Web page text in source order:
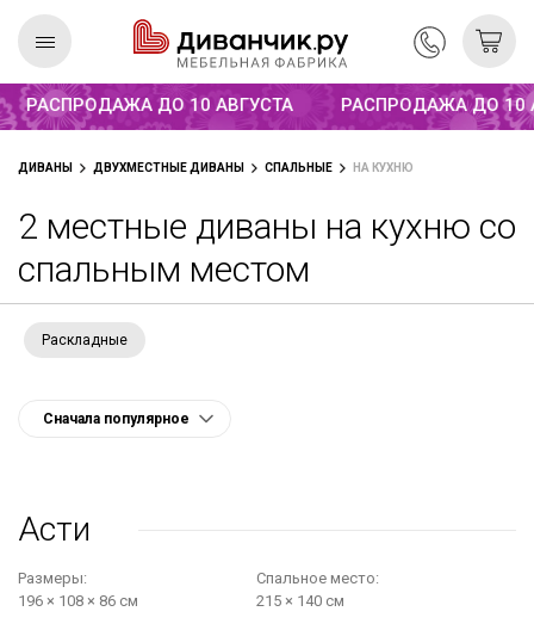
Распродажа до 10 августа
РАСПРОДАЖА ДО 10 АВГУСТА
РАСПРОДАЖА ДО 10
ДИВАНЫ ДВУХМЕСТНЫЕ ДИВАНЫ СПАЛЬНЫЕ НА КУХНЮ
2 местные диваны на кухню со
спальным местом
Раскладные
Асти
Размеры:
196 × 108 × 86 см
Cпальное место:
215 × 140 см
коллекция